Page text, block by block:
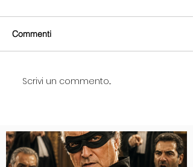
Commenti
Scrivi un commento...